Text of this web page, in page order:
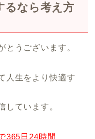
るなら考え方
とうございます。
人生をより快適す
しています。
365日24時間